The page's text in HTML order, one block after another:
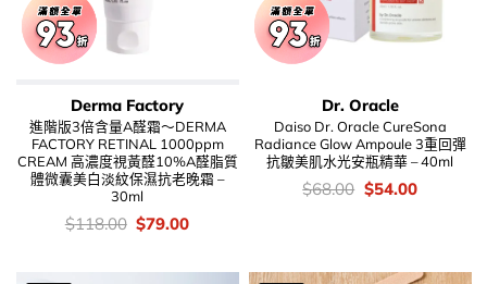
Derma Factory
進階版3倍含量A醛霜～DERMA
FACTORY RETINAL 1000ppm
CREAM 高濃度視黃醛10%A醛脂質
體微囊美白淡紋保濕抗老晚霜 –
30ml
價
錢：
$118.00 Original
price
$118.00.
$79.00Current
$79.00.
Dr. Oracle
Daiso Dr. Oracle CureSona
Radiance Glow Ampoule 3重回彈
抗皺美肌水光安瓶精華 – 40ml
價
錢：
$68.00 Original
price
$54.00Current